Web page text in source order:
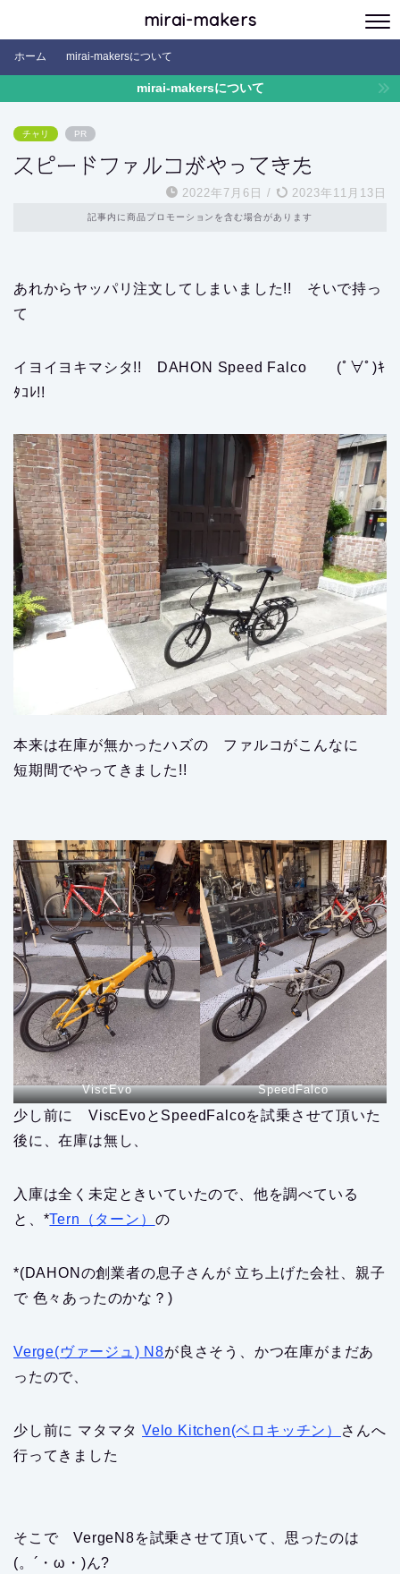
mirai-makers
ホーム mirai-makersについて
mirai-makersについて
チャリ PR
スピードファルコがやってきた
2022年7月6日 / 2023年11月13日
記事内に商品プロモーションを含む場合があります
あれからヤッパリ注文してしまいました!! そいで持っ
て
イヨイヨキマシタ!! DAHON Speed Falco (ﾟ∀ﾟ)ｷ
ﾀｺﾚ!!
本来は在庫が無かったハズの ファルコがこんなに
短期間でやってきました!!
ViscEvo SpeedFalco
少し前に ViscEvoとSpeedFalcoを試乗させて頂いた
後に、在庫は無し、
入庫は全く未定ときいていたので、他を調べている
と、*Tern（ターン） の
*(DAHONの創業者の息子さんが 立ち上げた会社、親子
で 色々あったのかな？)
Verge(ヴァージュ) N8が良さそう、かつ在庫がまだあ
ったので、
少し前に マタマタ Velo Kitchen(ベロキッチン）
さんへ
行ってきました
そこで VergeN8を試乗させて頂いて、思ったのは
(。´・ω・)ん?